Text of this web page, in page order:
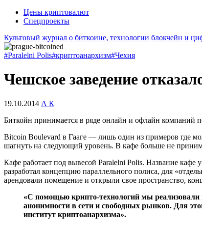
Цены криптовалют
Спецпроекты
Культовый журнал о биткоине, технологии блокчейн и
#Paralelni Polis#криптоанархизм#Чехия
Чешское заведение
19.10.2014 А К
Биткойн принимается в ряде онлайн и офлайн компаний
Bitcoin Boulevard в Гааге — лишь один из примеров где
шагнуть на следующий уровень. В кафе больше не
Кафе работает под вывесой Paralelni Polis. Название кафе
разработал концепцию параллельного полиса, для
арендовали помещение и открыли свое пространство,
«С помощью крипто-технологий мы реализовали
анонимности в сети и свободных рынков. Для
институт криптоанархизма».